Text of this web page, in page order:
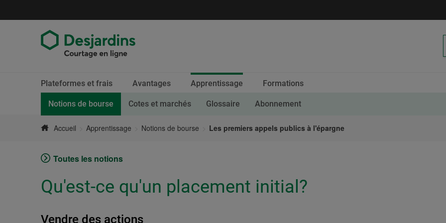
directement
Plateformes et frais Avantages
Section
active.
Apprentissage
Page courante.
Notions de bourse Cotes et marchés Glossaire Abonnement
Calendrier
Formations
Fin
du
menu
Accueil Apprentissage Notions de bourse Les premiers appels publics à l'épargne
Toutes les notions
Qu'est-ce qu'un placement initial?
Vendre des actions